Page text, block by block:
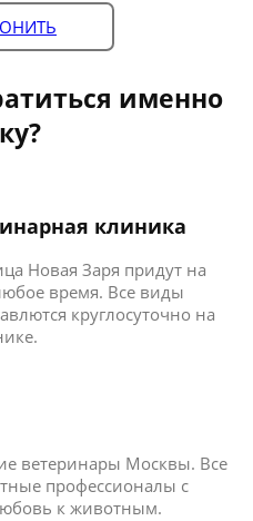
именно
клиника
Новая Заря придут на
время. Все виды
круглосуточно на
ветеринары Москвы. Все
профессионалы с
к животным.